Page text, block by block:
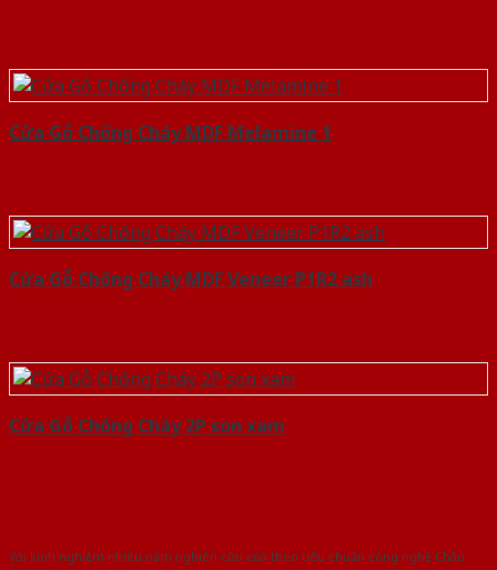
Cửa Gỗ Chống Cháy MDF Melamine 1
Cửa Gỗ Chống Cháy MDF Veneer P1R2 ash
Cửa Gỗ Chống Cháy 2P son xam
Với kinh nghiệm nhiêu năm nghiên cứu cửa theo tiêu chuẩn công nghệ Châu